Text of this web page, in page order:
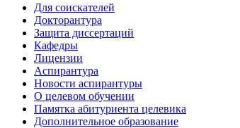
Для соискателей
Докторантура
Защита диссертаций
Кафедры
Лицензии
Аспирантура
Новости аспирантуры
О целевом обучении
Памятка абитуриента целевика
Дополнительное образование